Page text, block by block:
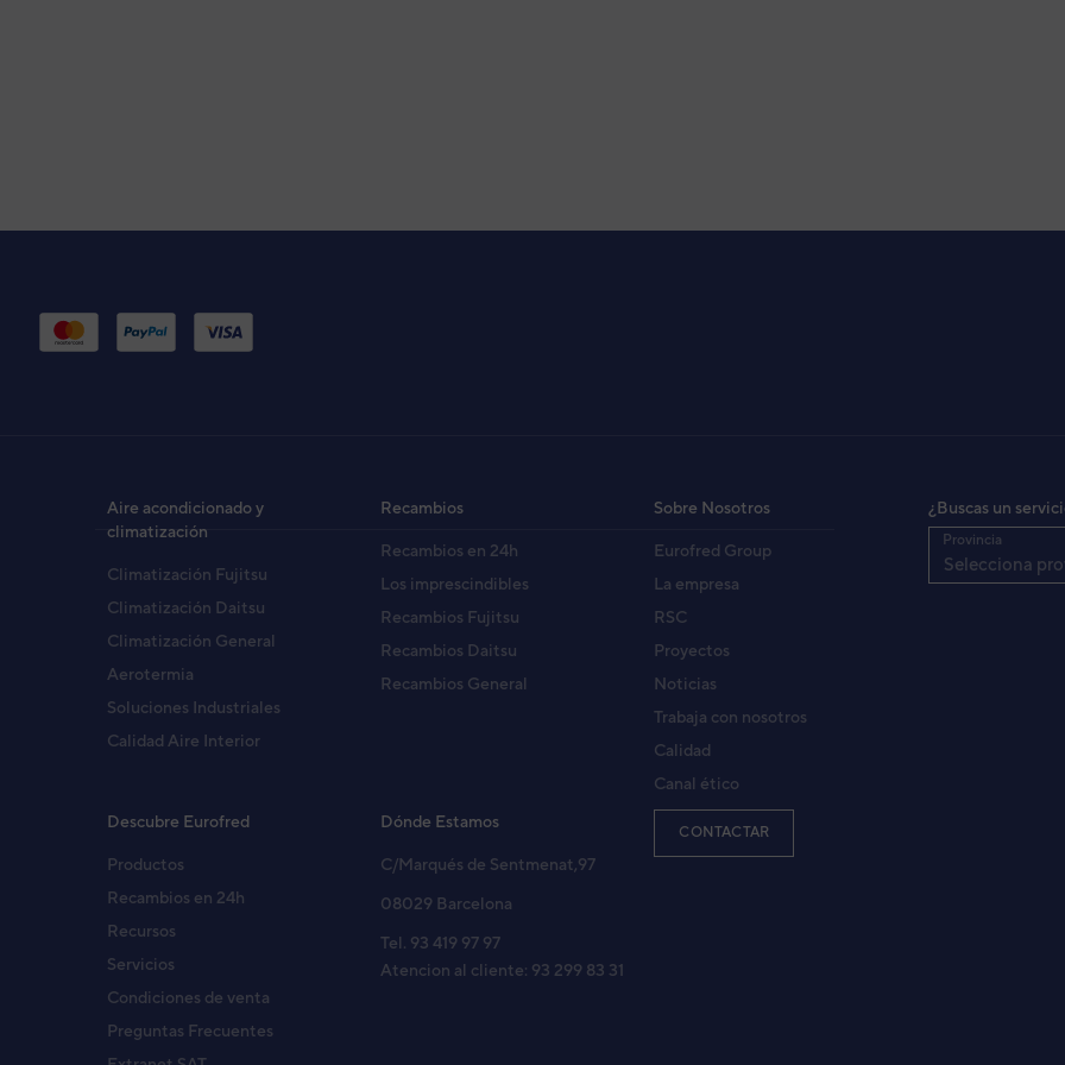
Aire acondicionado y
climatización
Climatización Fujitsu
Climatización Daitsu
Climatización General
Aerotermia
Soluciones Industriales
Calidad Aire Interior
Recambios
Recambios en 24h
Los imprescindibles
Recambios Fujitsu
Recambios Daitsu
Recambios General
Sobre Nosotros
Eurofred Group
La empresa
RSC
Proyectos
Noticias
Trabaja con nosotros
Calidad
Canal ético
Descubre Eurofred
Productos
Recambios en 24h
Recursos
Servicios
Condiciones de venta
Preguntas Frecuentes
Dónde Estamos
C/Marqués de Sentmenat,97
08029 Barcelona
Tel. 93 419 97 97
Atencion al cliente: 93 299 83 31
CONTACTAR
¿Buscas un
Selecciona
Provincia